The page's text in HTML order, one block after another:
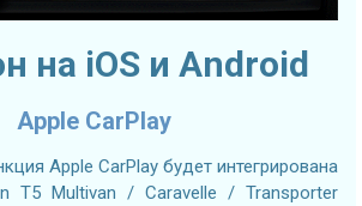
на iOS и Android
Apple CarPlay
Apple CarPlay будет интегрирована
T5 Multivan / Caravelle / Transporter